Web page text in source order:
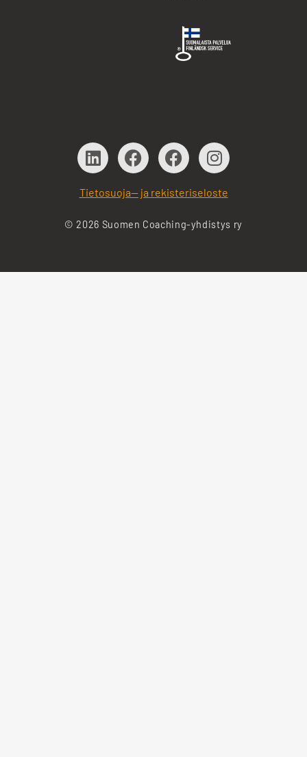
Tietosuoja— ja rekisteriseloste
© 2026 Suomen Coaching-yhdistys ry